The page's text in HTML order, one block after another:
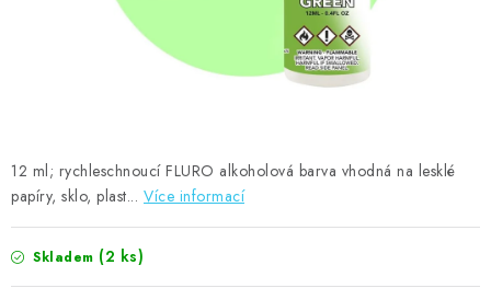
Hodnocení obchodu
Obchodní podmínky
Podmínky ochrany osobních údajů
Ověřování recenzí
12 ml; rychleschnoucí FLURO alkoholová barva vhodná na lesklé
papíry, sklo, plast... Více informací
Skladem (2 ks)